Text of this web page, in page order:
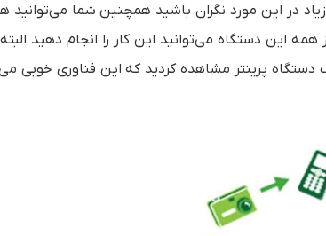
در این مورد نگران باشید همچنین شما می‌توانید
این دستگاه می‌توانید این کار را انجام دهید البته
پرینتر مشاهده کردید که این فناوری خوبی